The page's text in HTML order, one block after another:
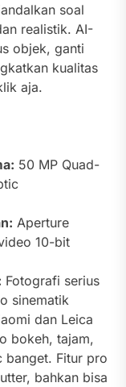
soal
realistik. AI-
objek, ganti
kualitas
aja.
50 MP Quad-
Aperture
10-bit
Fotografi serius
sinematik
dan Leica
bokeh, tajam,
banget. Fitur pro
bahkan bisa